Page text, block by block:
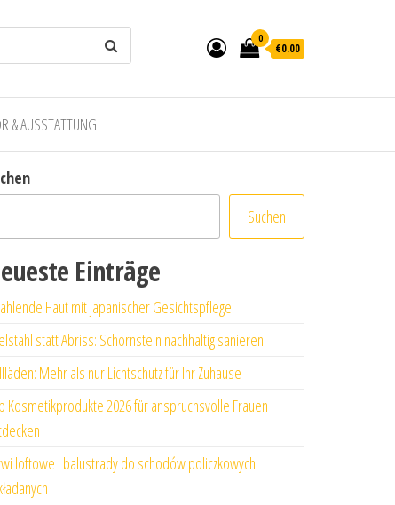
0
€0.00
& AUSSTATTUNG
Suchen
Einträge
Haut mit japanischer Gesichtspflege
statt Abriss: Schornstein nachhaltig sanieren
Mehr als nur Lichtschutz für Ihr Zuhause
Kosmetikprodukte 2026 für anspruchsvolle Frauen
loftowe i balustrady do schodów policzkowych